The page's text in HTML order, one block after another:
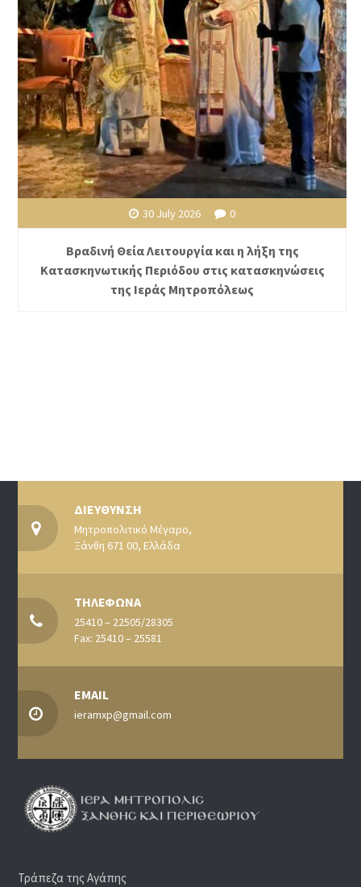
30 July 2026 0
Βραδινή Θεία Λειτουργία και η λήξη της
Κατασκηνωτικής Περιόδου στις κατασκηνώσεις
της Ιεράς Μητροπόλεως
ΔΙΕΥΘΥΝΣΗ
Μητροπολιτικό Μέγαρο,
Ξάνθη 671 00, Ελλάδα
ΤΗΛΕΦΩΝΑ
25410 – 22505/28305
Fax: 25410 – 25581
EMAIL
ieramxp@gmail.com
Τράπεζα της Αγάπης